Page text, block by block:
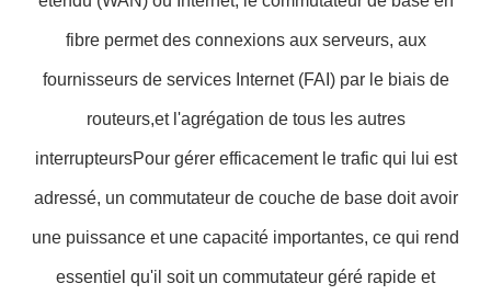
fibre permet des connexions aux serveurs, aux
fournisseurs de services Internet (FAI) par le biais de
routeurs,et l'agrégation de tous les autres
interrupteursPour gérer efficacement le trafic qui lui est
adressé, un commutateur de couche de base doit avoir
une puissance et une capacité importantes, ce qui rend
essentiel qu'il soit un commutateur géré rapide et